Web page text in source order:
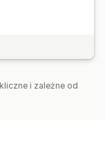
i zależne od